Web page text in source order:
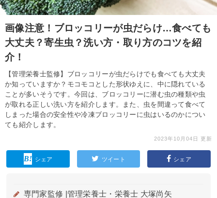
画像注意！ブロッコリーが虫だらけ…食べても
大丈夫？寄生虫？洗い方・取り方のコツを紹
介！
【管理栄養士監修】ブロッコリーが虫だらけでも食べても大丈夫
か知っていますか？モコモコとした形状ゆえに、中に隠れている
ことが多いそうです。今回は、ブロッコリーに潜む虫の種類や虫
が取れる正しい洗い方を紹介します。また、虫を間違って食べて
しまった場合の安全性や冷凍ブロッコリーに虫はいるのかについ
ても紹介します。
2023年10月04日 更新
シェア ツイート シェア
専門家監修 | 管理栄養士・栄養士 大塚尚矢